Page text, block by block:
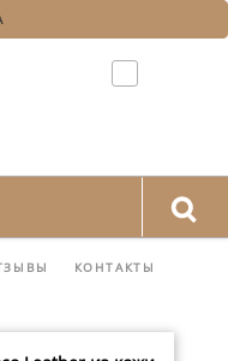
КОНТАКТЫ